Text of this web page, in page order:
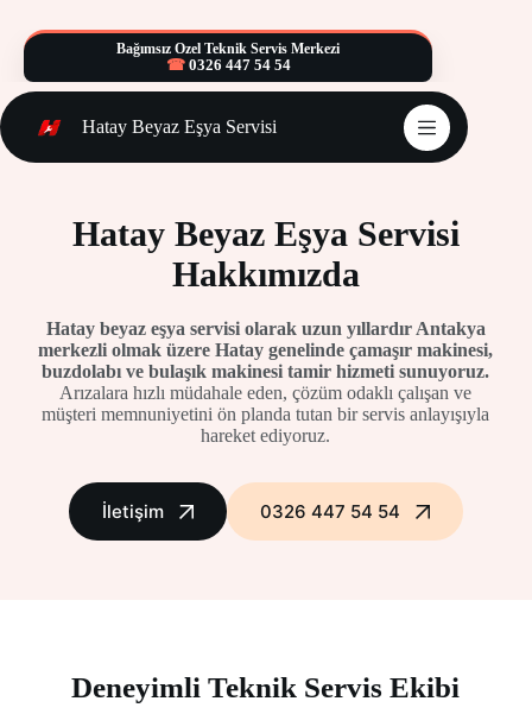
content
Bağımsız Özel Teknik Servis Merkezi
0326 447 54 54
Hatay Beyaz Eşya Servisi
Hatay Beyaz Eşya Servisi
Hakkımızda
Hatay beyaz eşya servisi olarak uzun yıllardır Antakya
merkezli olmak üzere Hatay genelinde çamaşır makinesi,
buzdolabı ve bulaşık makinesi tamir hizmeti sunuyoruz.
Arızalara hızlı müdahale eden, çözüm odaklı çalışan ve
müşteri memnuniyetini ön planda tutan bir servis anlayışıyla
hareket ediyoruz.
İletişim 0326 447 54 54
Deneyimli Teknik Servis Ekibi